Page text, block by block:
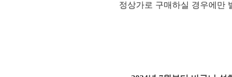
정상가로 구매하실 경우에만